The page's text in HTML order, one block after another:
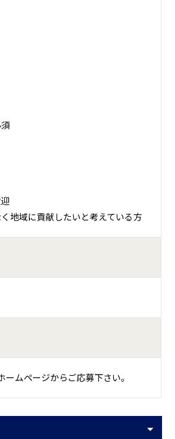
地域に貢献したいと考えている方
ームページからご応募下さい。